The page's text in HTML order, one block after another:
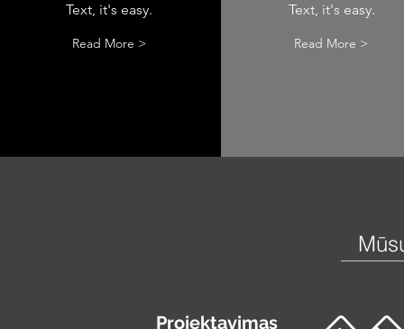
Text, it's easy.
Read More >
Text, it's easy.
Read More >
Projektavimas